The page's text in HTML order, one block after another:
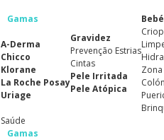
Gamas
A-Derma
Chicco
Klorane
La Roche Posay
Uriage
Gravidez
Prevenção Estrias
Cintas
Pele Irritada
Pele Atópica
Bebé
Saúde
Gamas